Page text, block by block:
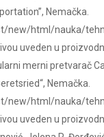
Nemačka.
new/html/nauka/
uveden u
merni pretvarač
Nemačka.
new/html/nauka/
uveden u